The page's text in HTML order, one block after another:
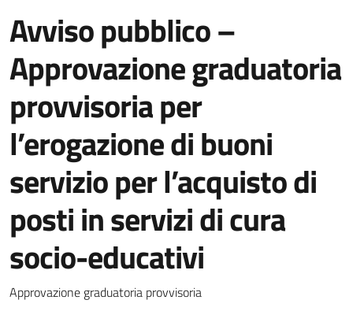
Avviso pubblico –
Approvazione graduatoria
provvisoria per
l’erogazione di buoni
servizio per l’acquisto di
posti in servizi di cura
socio-educativi
Dettagli della notizia
Approvazione graduatoria provvisoria